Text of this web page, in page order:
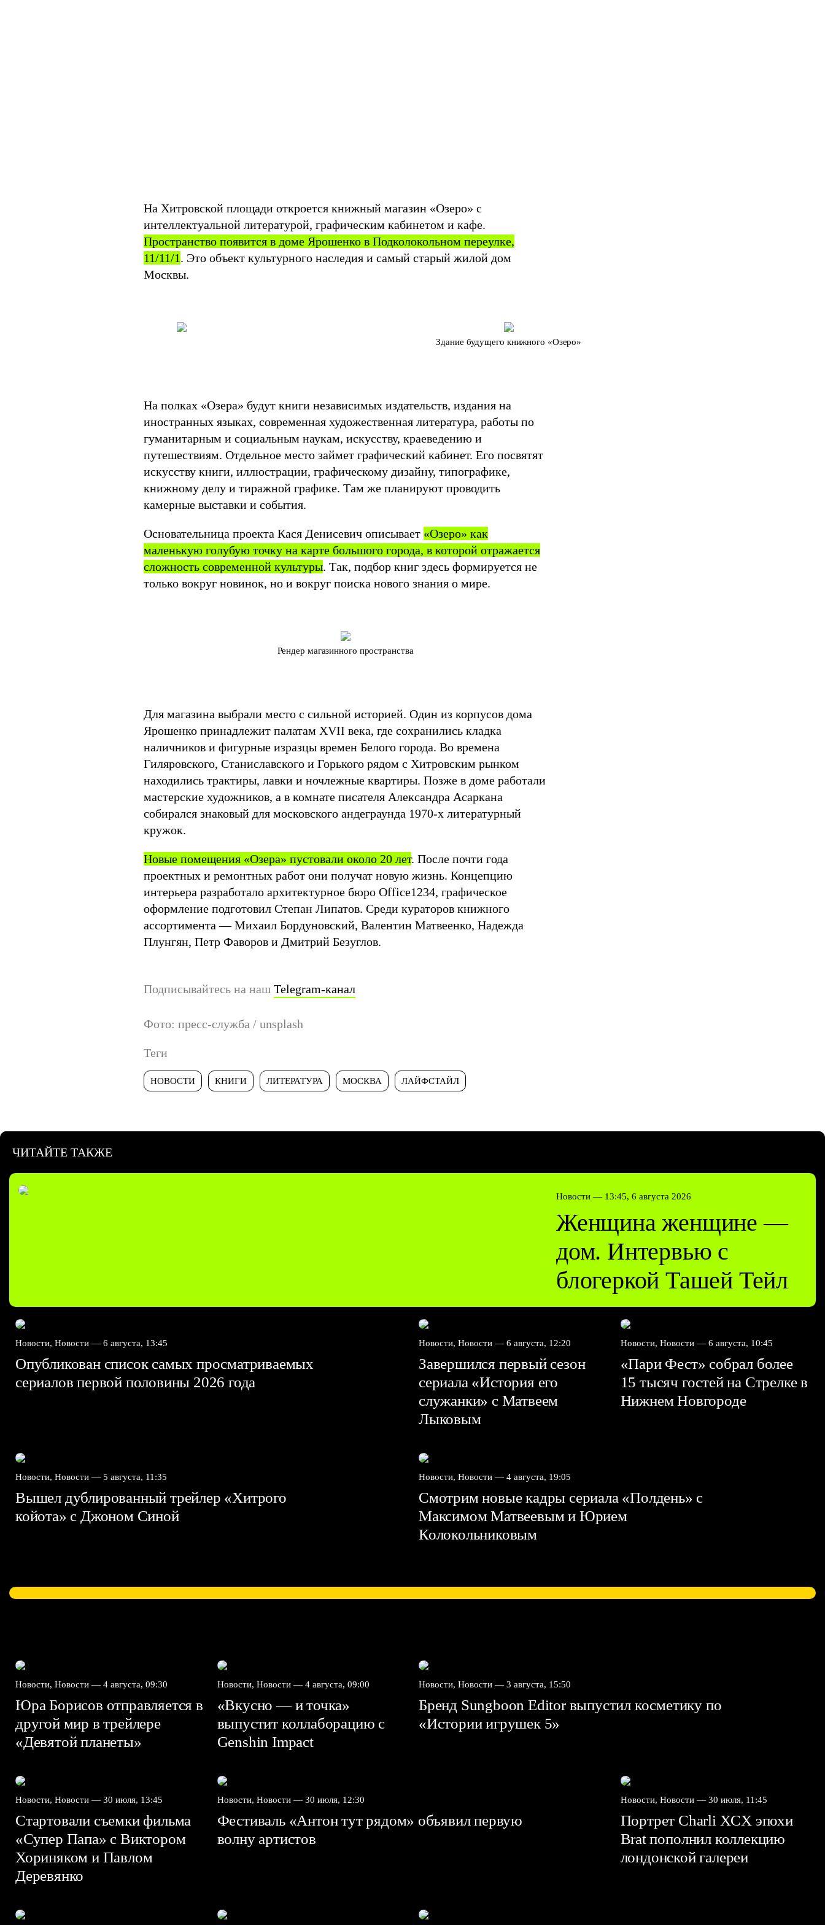
На Хитровской площади откроется книжный магазин «Озеро» с
интеллектуальной литературой, графическим кабинетом и кафе.
Пространство появится в доме Ярошенко в Подколокольном переулке,
11/11/1. Это объект культурного наследия и самый старый жилой дом
Москвы.
Здание будущего книжного «Озеро»
На полках «Озера» будут книги независимых издательств, издания на
иностранных языках, современная художественная литература, работы по
гуманитарным и социальным наукам, искусству, краеведению и
путешествиям. Отдельное место займет графический кабинет. Его посвятят
искусству книги, иллюстрации, графическому дизайну, типографике,
книжному делу и тиражной графике. Там же планируют проводить
камерные выставки и события.
Основательница проекта Кася Денисевич описывает «Озеро» как
маленькую голубую точку на карте большого города, в которой отражается
сложность современной культуры. Так, подбор книг здесь формируется не
только вокруг новинок, но и вокруг поиска нового знания о мире.
Рендер магазинного пространства
Для магазина выбрали место с сильной историей. Один из корпусов дома
Ярошенко принадлежит палатам XVII века, где сохранились кладка
наличников и фигурные изразцы времен Белого города. Во времена
Гиляровского, Станиславского и Горького рядом с Хитровским рынком
находились трактиры, лавки и ночлежные квартиры. Позже в доме работали
мастерские художников, а в комнате писателя Александра Асаркана
собирался знаковый для московского андеграунда 1970-х литературный
кружок.
Новые помещения «Озера» пустовали около 20 лет. После почти года
проектных и ремонтных работ они получат новую жизнь. Концепцию
интерьера разработало архитектурное бюро Office1234, графическое
оформление подготовил Степан Липатов. Среди кураторов книжного
ассортимента — Михаил Бордуновский, Валентин Матвеенко, Надежда
Плунгян, Петр Фаворов и Дмитрий Безуглов.
Подписывайтесь на наш Telegram-канал
Фото: пресс-служба / unsplash
Теги
НОВОСТИ КНИГИ ЛИТЕРАТУРА МОСКВА ЛАЙФСТАЙЛ
ЧИТАЙТЕ ТАКЖЕ
Новости — 13:45, 6 августа 2026
Женщина женщине —
дом. Интервью с
блогеркой Ташей Тейл
Новости, Новости — 6 августа, 13:45
Опубликован список самых просматриваемых
сериалов первой половины 2026 года
Новости, Новости — 6 августа, 12:20
Завершился первый сезон
сериала «История его
служанки» с Матвеем
Лыковым
Новости, Новости — 6 августа, 10:45
«Пари Фест» собрал более
15 тысяч гостей на Стрелке в
Нижнем Новгороде
Новости, Новости — 5 августа, 11:35
Вышел дублированный трейлер «Хитрого
койота» с Джоном Синой
Новости, Новости — 4 августа, 19:05
Смотрим новые кадры сериала «Полдень» с
Максимом Матвеевым и Юрием
Колокольниковым
Новости, Новости — 4 августа, 09:30
Юра Борисов отправляется в
другой мир в трейлере
«Девятой планеты»
Новости, Новости — 4 августа, 09:00
«Вкусно — и точка»
выпустит коллаборацию с
Genshin Impact⁠⁠
Новости, Новости — 3 августа, 15:50
Бренд Sungboon Editor выпустил косметику по
«Истории игрушек 5»
Новости, Новости — 30 июля, 13:45
Стартовали съемки фильма
«Супер Папа» с Виктором
Хориняком и Павлом
Деревянко
Новости, Новости — 30 июля, 12:30
Фестиваль «Антон тут рядом» объявил первую
волну артистов
Новости, Новости — 30 июля, 11:45
Портрет Charli XCX эпохи
Brat пополнил коллекцию
лондонской галереи